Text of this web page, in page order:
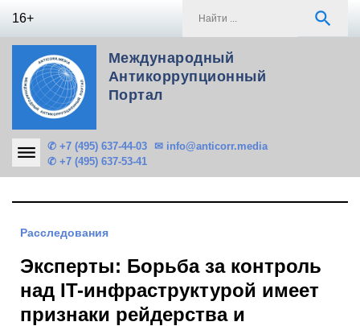
16+ search
Международный
Антикоррупционный
Портал
✆ +7 (495) 637-44-03
✆ +7 (495) 637-53-41
✉ info@anticorr.media
Расследования
Эксперты: Борьба за контроль
над IT-инфраструктурой имеет
признаки рейдерства и